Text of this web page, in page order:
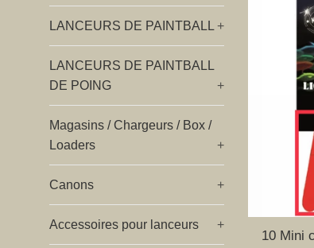
LANCEURS DE PAINTBALL +
LANCEURS DE PAINTBALL
DE POING
+
Magasins / Chargeurs / Box /
Loaders
+
Canons +
Accessoires pour lanceurs +
10 Mini